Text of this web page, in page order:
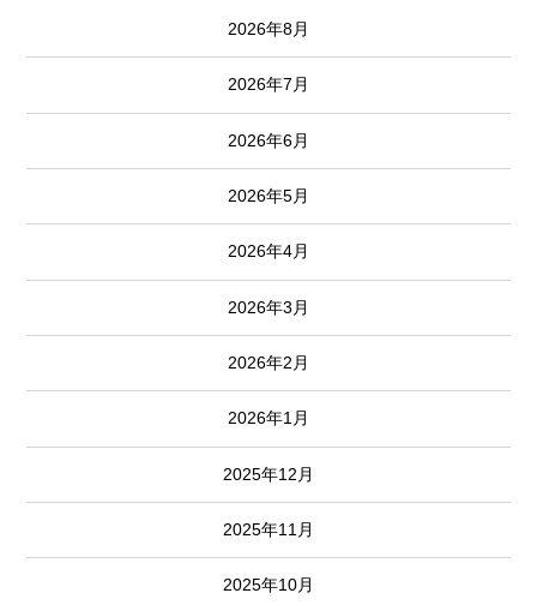
2026年8月
2026年7月
2026年6月
2026年5月
2026年4月
2026年3月
2026年2月
2026年1月
2025年12月
2025年11月
2025年10月